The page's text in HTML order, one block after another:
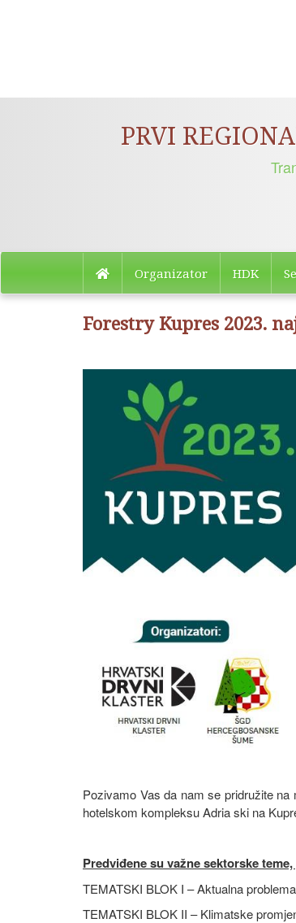
Organizator HDK
Forestry Kupres 2023.
Pozivamo Vas da nam se pridružite na
hotelskom kompleksu Adria ski na
Predviđene su važne sektorske
TEMATSKI BLOK I – Aktualna
TEMATSKI BLOK II – Klimatske